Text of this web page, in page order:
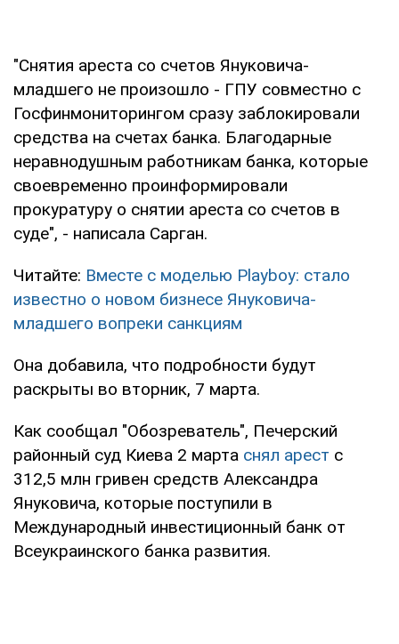
"Снятия ареста со счетов Януковича-
младшего не произошло - ГПУ совместно с
Госфинмониторингом сразу заблокировали
средства на счетах банка. Благодарные
неравнодушным работникам банка, которые
своевременно проинформировали
прокуратуру о снятии ареста со счетов в
суде", - написала Сарган.
Читайте: Вместе с моделью Playboy: стало
известно о новом бизнесе Януковича-
младшего вопреки санкциям
Она добавила, что подробности будут
раскрыты во вторник, 7 марта.
Как сообщал "Обозреватель", Печерский
районный суд Киева 2 марта снял арест с
312,5 млн гривен средств Александра
Януковича, которые поступили в
Международный инвестиционный банк от
Всеукраинского банка развития.